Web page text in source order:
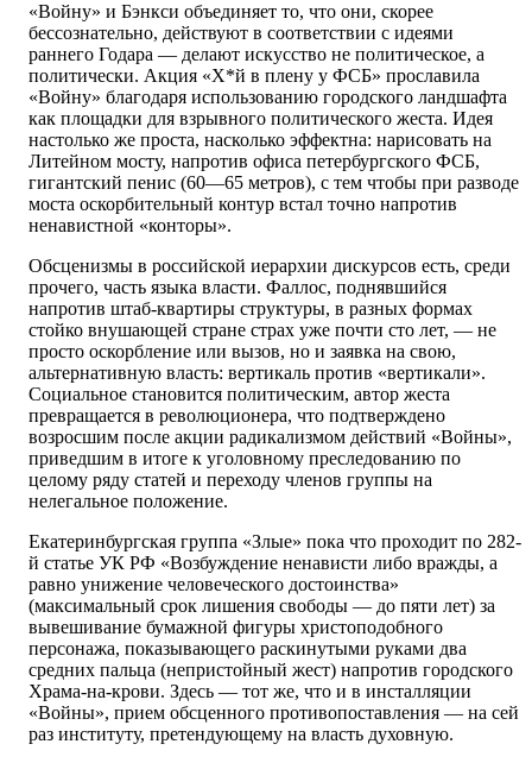
«Войну» и Бэнкси объединяет то, что они, скорее
бессознательно, действуют в соответствии с идеями
раннего Годара — делают искусство не политическое, а
политически. Акция «Х*й в плену у ФСБ» прославила
«Войну» благодаря использованию городского ландшафта
как площадки для взрывного политического жеста. Идея
настолько же проста, насколько эффектна: нарисовать на
Литейном мосту, напротив офиса петербургского ФСБ,
гигантский пенис (60—65 метров), с тем чтобы при разводе
моста оскорбительный контур встал точно напротив
ненавистной «конторы».
Обсценизмы в российской иерархии дискурсов есть, среди
прочего, часть языка власти. Фаллос, поднявшийся
напротив штаб-квартиры структуры, в разных формах
стойко внушающей стране страх уже почти сто лет, — не
просто оскорбление или вызов, но и заявка на свою,
альтернативную власть: вертикаль против «вертикали».
Социальное становится политическим, автор жеста
превращается в революционера, что подтверждено
возросшим после акции радикализмом действий «Войны»,
приведшим в итоге к уголовному преследованию по
целому ряду статей и переходу членов группы на
нелегальное положение.
Екатеринбургская группа «Злые» пока что проходит по 282-
й статье УК РФ «Возбуждение ненависти либо вражды, а
равно унижение человеческого достоинства»
(максимальный срок лишения свободы — до пяти лет) за
вывешивание бумажной фигуры христоподобного
персонажа, показывающего раскинутыми руками два
средних пальца (непристойный жест) напротив городского
Храма-на-крови. Здесь — тот же, что и в инсталляции
«Войны», прием обсценного противопоставления — на сей
раз институту, претендующему на власть духовную.